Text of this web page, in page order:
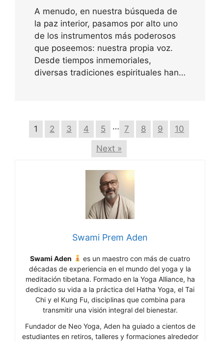
A menudo, en nuestra búsqueda de
la paz interior, pasamos por alto uno
de los instrumentos más poderosos
que poseemos: nuestra propia voz.
Desde tiempos inmemoriales,
diversas tradiciones espirituales han…
1 2 3 4 5 … 7 8 9
10
Next »
Swami Prem Aden
Swami Aden
es un maestro con más de cuatro
décadas de experiencia en el mundo del yoga y la
meditación tibetana. Formado en la Yoga Alliance, ha
dedicado su vida a la práctica del Hatha Yoga, el Tai
Chi y el Kung Fu, disciplinas que combina para
transmitir una visión integral del bienestar.
Fundador de Neo Yoga, Aden ha guiado a cientos de
estudiantes en retiros, talleres y formaciones alrededor